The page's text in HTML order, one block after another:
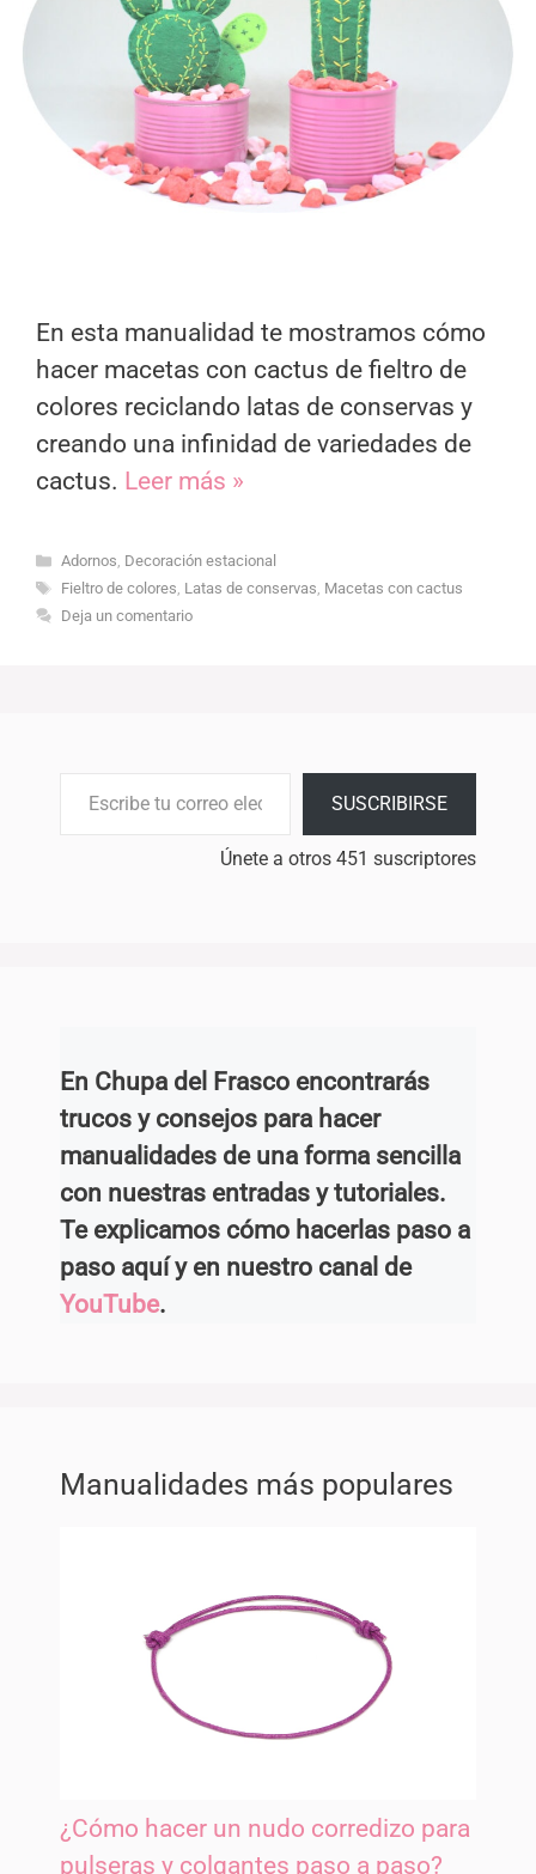
En esta manualidad te mostramos cómo
hacer macetas con cactus de fieltro de
colores reciclando latas de conservas y
creando una infinidad de variedades de
cactus. Leer más »
Categorías
Adornos, Decoración estacional
Etiquetas
Fieltro de colores, Latas de conservas, Macetas con cactus
Deja un comentario
SUSCRIBIRSE
Únete a otros 451 suscriptores
En Chupa del Frasco encontrarás
trucos y consejos para hacer
manualidades de una forma sencilla
con nuestras entradas y tutoriales.
Te explicamos cómo hacerlas paso a
paso aquí y en nuestro canal de
YouTube.
Manualidades más populares
¿Cómo hacer un nudo corredizo para
pulseras y colgantes paso a paso?